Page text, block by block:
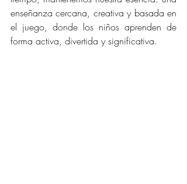
enseñanza cercana, creativa y basada en
el juego, donde los niños aprenden de
forma activa, divertida y significativa.